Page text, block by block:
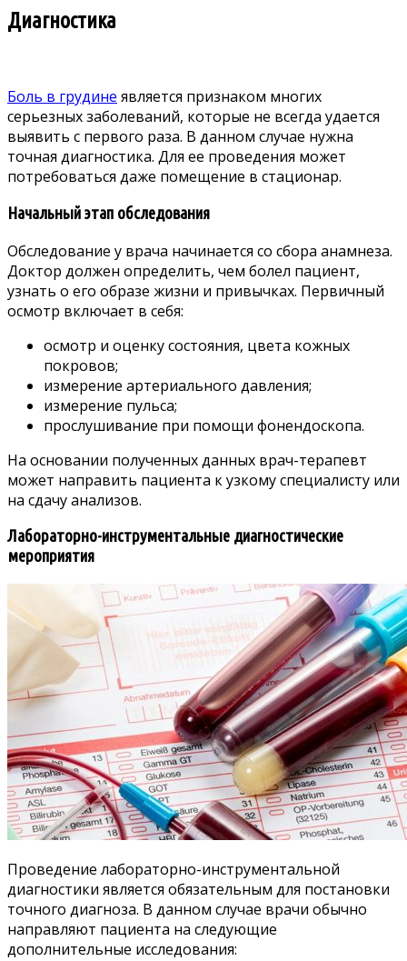
Диагностика
Боль в грудине является признаком многих
серьезных заболеваний, которые не всегда удается
выявить с первого раза. В данном случае нужна
точная диагностика. Для ее проведения может
потребоваться даже помещение в стационар.
Начальный этап обследования
Обследование у врача начинается со сбора анамнеза.
Доктор должен определить, чем болел пациент,
узнать о его образе жизни и привычках. Первичный
осмотр включает в себя:
осмотр и оценку состояния, цвета кожных
покровов;
измерение артериального давления;
измерение пульса;
прослушивание при помощи фонендоскопа.
На основании полученных данных врач-терапевт
может направить пациента к узкому специалисту или
на сдачу анализов.
Лабораторно-инструментальные диагностические
мероприятия
Проведение лабораторно-инструментальной
диагностики является обязательным для постановки
точного диагноза. В данном случае врачи обычно
направляют пациента на следующие
дополнительные исследования: